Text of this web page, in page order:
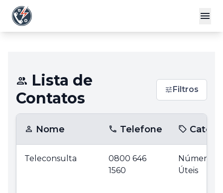
Lista de
Contatos
Filtros
Nome Telefone
Teleconsulta
0800 646
1560
Números
Úteis